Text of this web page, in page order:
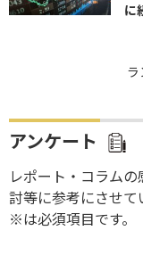
に
ラ
アンケート
レポート・コラム
討等に参考にさせて
※は必須項目です。